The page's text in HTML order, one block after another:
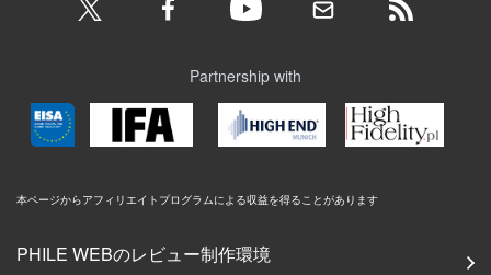
Partnership with
本ページからアフィリエイトプログラムによる収益を得ることがあります
PHILE WEBのレビュー制作環境